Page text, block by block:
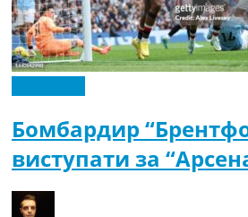
Бомбардир
виступати за